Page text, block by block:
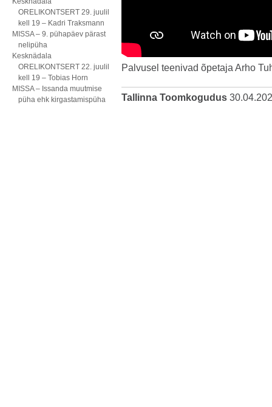
ORELIKONTSERT 29. juulil
kell 19 – Kadri Traksmann
MISSA – 9. pühapäev pärast
nelipüha
Kesknädala
ORELIKONTSERT 22. juulil
kell 19 – Tobias Horn
MISSA – Issanda muutmise
püha ehk kirgastamispüha
Palvusel teenivad õpetaja Arho
Tallinna Toomkogudus